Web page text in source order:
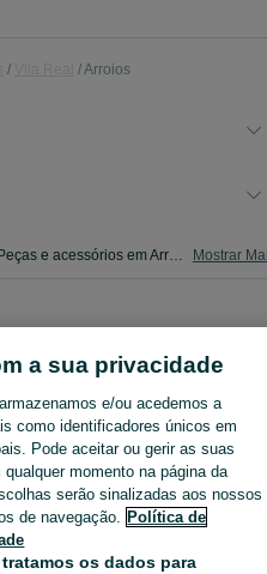
Arroios
Navegue pelos últimos anúncios de Peças e acessórios em Arroios no OLX Portugal. Compre e venda produtos locais com facilidade e segurança. Mostrar
a sua privacidade
armazenamos e/ou acedemos a
como identificadores únicos em
Pode aceitar ou gerir as suas
momento na página da
serão sinalizadas aos nossos
de navegação. Política de
os dados para